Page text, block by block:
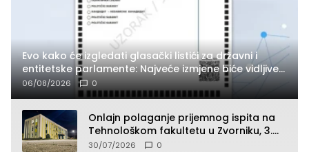
Evo kako će izgledati glasački listići za državni i
entitetske parlamente: Najveće izmjene biće vidljive
na njima
06/08/2026 0
Onlajn polaganje prijemnog ispita na
Tehnološkom fakultetu u Zvorniku, 3.
septembra u 9.00 časova
30/07/2026 0